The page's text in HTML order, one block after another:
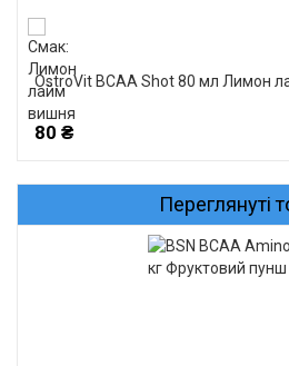
OstroVit BCAA Shot 80 мл Лимон
80 ₴
Переглянуті